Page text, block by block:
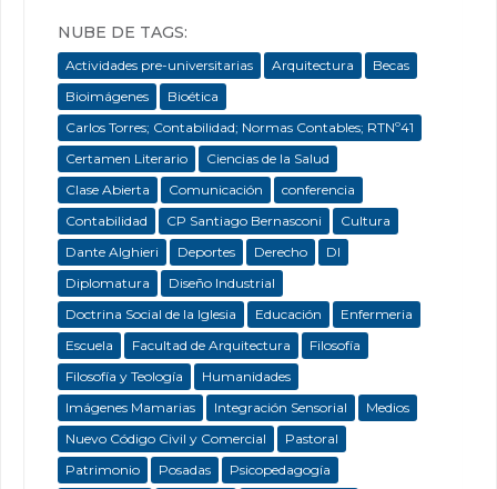
NUBE DE TAGS:
Actividades pre-universitarias Arquitectura
Becas
Bioimágenes
Bioética
Carlos Torres; Contabilidad; Normas Contables; RTNº41
Certamen Literario
Ciencias de la Salud
Clase Abierta
Comunicación
conferencia
Contabilidad
CP Santiago Bernasconi
Cultura
Dante Alghieri
Deportes Derecho
DI
Diplomatura
Diseño Industrial
Doctrina Social de la Iglesia
Educación
Enfermeria
Escuela
Facultad de Arquitectura
Filosofía
Filosofía y Teología
Humanidades
Imágenes Mamarias
Integración Sensorial
Medios
Nuevo Código Civil y Comercial
Pastoral
Patrimonio
Posadas
Psicopedagogía